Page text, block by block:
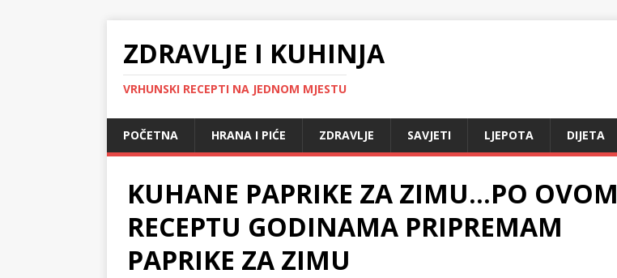
ZDRAVLJE I KUHINJA
VRHUNSKI RECEPTI NA JEDNOM MJESTU
POČETNA HRANA I PIĆE ZDRAVLJE SAVJETI LJEPOTA DIJETA
KUHANE PAPRIKE ZA ZIMU…PO OVOM
RECEPTU GODINAMA PRIPREMAM
PAPRIKE ZA ZIMU